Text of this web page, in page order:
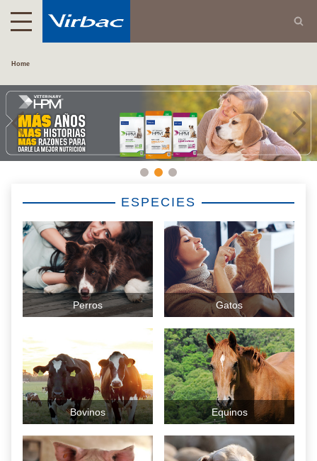
Home
ESPECIES
Perros Gatos
Bovinos Equinos